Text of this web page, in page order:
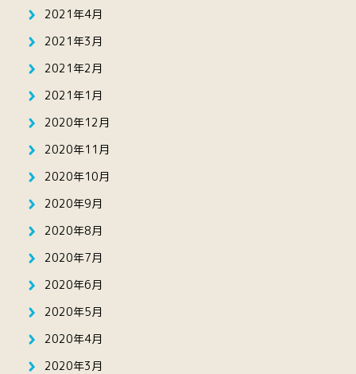
2021年4月
2021年3月
2021年2月
2021年1月
2020年12月
2020年11月
2020年10月
2020年9月
2020年8月
2020年7月
2020年6月
2020年5月
2020年4月
2020年3月